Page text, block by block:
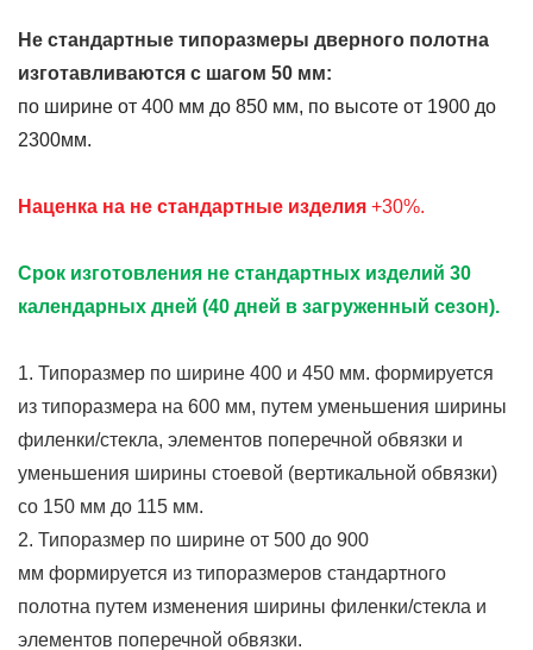
Не стандартные типоразмеры дверного полотна
изготавливаются с шагом 50 мм:
по ширине от 400 мм до 850 мм, по высоте от 1900 до
2300мм.
Наценка на не стандартные изделия +30%.
Срок изготовления не стандартных изделий 30
календарных дней (40 дней в загруженный сезон).
1. Типоразмер по ширине 400 и 450 мм. формируется
из типоразмера на 600 мм, путем уменьшения ширины
филенки/стекла, элементов поперечной обвязки и
уменьшения ширины стоевой (вертикальной обвязки)
со 150 мм до 115 мм.
2. Типоразмер по ширине от 500 до 900
мм формируется из типоразмеров стандартного
полотна путем изменения ширины филенки/стекла и
элементов поперечной обвязки.